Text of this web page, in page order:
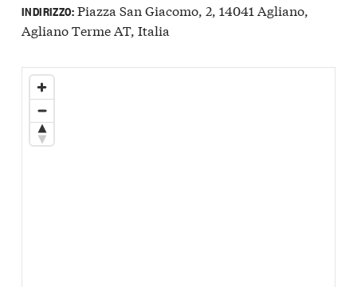
INDIRIZZO:Piazza San Giacomo, 2, 14041 Agliano,
Agliano Terme AT, Italia